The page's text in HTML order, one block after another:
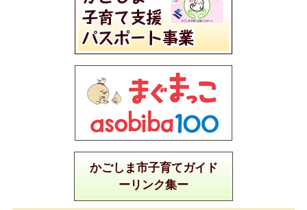
かごしま市子育てガイド
ーリンク集ー